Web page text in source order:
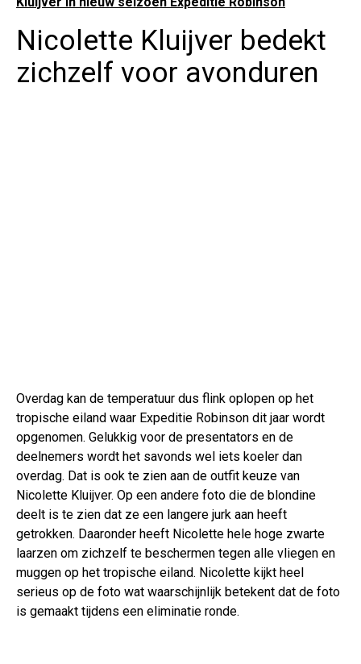
Nicolette Kluijver bedekt
zichzelf voor avonduren
Overdag kan de temperatuur dus flink oplopen op het
tropische eiland waar Expeditie Robinson dit jaar wordt
opgenomen. Gelukkig voor de presentators en de
deelnemers wordt het savonds wel iets koeler dan
overdag. Dat is ook te zien aan de outfit keuze van
Nicolette Kluijver. Op een andere foto die de blondine
deelt is te zien dat ze een langere jurk aan heeft
getrokken. Daaronder heeft Nicolette hele hoge zwarte
laarzen om zichzelf te beschermen tegen alle vliegen en
muggen op het tropische eiland. Nicolette kijkt heel
serieus op de foto wat waarschijnlijk betekent dat de foto
is gemaakt tijdens een eliminatie ronde.